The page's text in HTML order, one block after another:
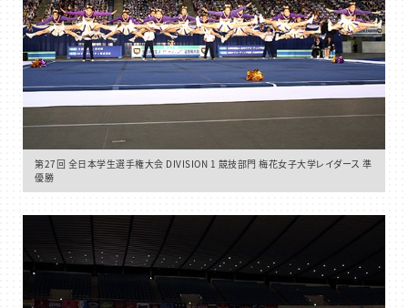
第27回 全日本学生選手権大会 DIVISION 1 競技部門 梅花女子大学レイダース 準
優勝